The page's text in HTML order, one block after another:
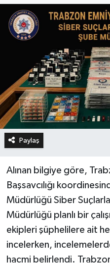
Paylaş
Alınan bilgiye göre,
Başsavcılığı
Müdürlüğü Siber
Müdürlüğü planlı bir
ekipleri şüphelilere ait
incelerken,
hacmi belirlendi.